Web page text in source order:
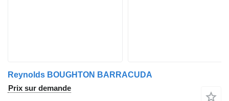
Reynolds BOUGHTON BARRACUDA
Prix sur demande